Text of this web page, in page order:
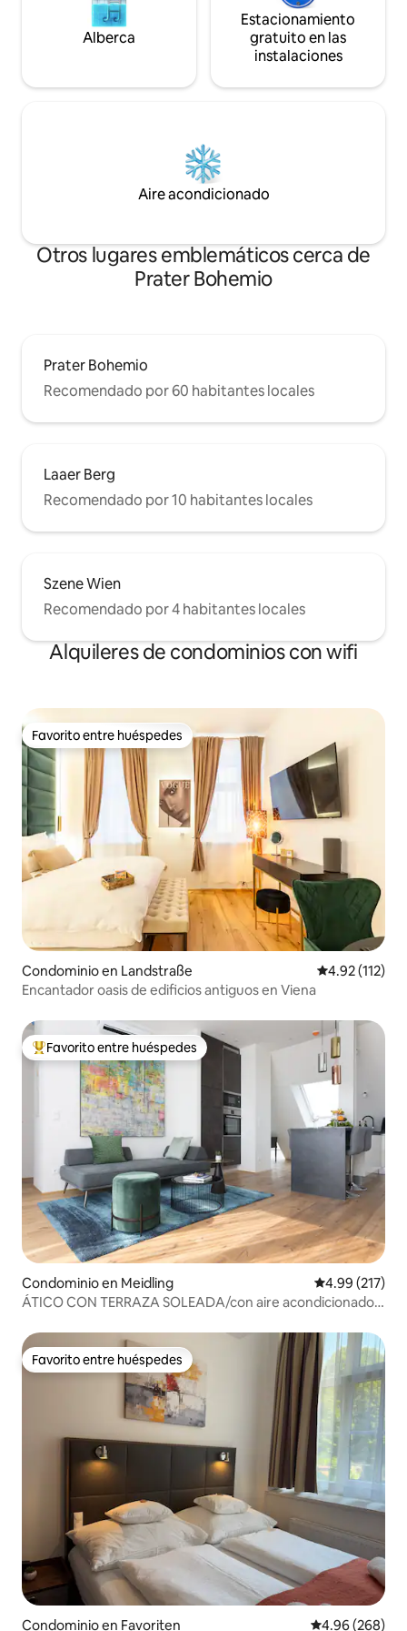
Alberca
Estacionamiento
gratuito en las
instalaciones
Aire acondicionado
Otros lugares emblemáticos cerca de
Prater Bohemio
Prater Bohemio
Recomendado por 60 habitantes locales
Laaer Berg
Recomendado por 10 habitantes locales
Szene Wien
Recomendado por 4 habitantes locales
Alquileres de condominios con wifi
Favorito entre huéspedes
Favorito entre huéspedes
Condominio en Landstraße Calificación
4.92 (112)
Encantador oasis de edificios antiguos en Viena
De los mejores en Favorito entre huéspedes
Favorito entre huéspedes
Condominio en Meidling Calificación
4.99 (217)
ÁTICO CON TERRAZA SOLEADA/con aire acondicionado,
Favorito entre huéspedes
Favorito entre huéspedes
Condominio en Favoriten Calificación
4.96 (268)